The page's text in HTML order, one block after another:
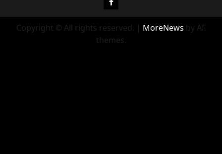
Copyright © All rights reserved. | MoreNews by AF
themes.